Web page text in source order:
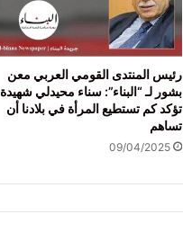
رئيس المنتدى القومي العربي معن
بشور لـ “البناء”: سناء محيدلي شهيدة
تؤكد كم تستطيع المرأة في بلادنا أن
تساهم
09/04/2025